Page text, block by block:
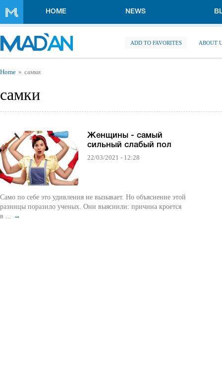
HOME NEWS
ADD TO FAVORITES ABOUT
You are here
Home самки
самки
Женщины - самый
сильный слабый пол
22/03/2021 - 12:28
Само по себе это удивления не вызывает. Но объяснение этой
разницы поразило ученых. Они выяснили: причина кроется
в ... →